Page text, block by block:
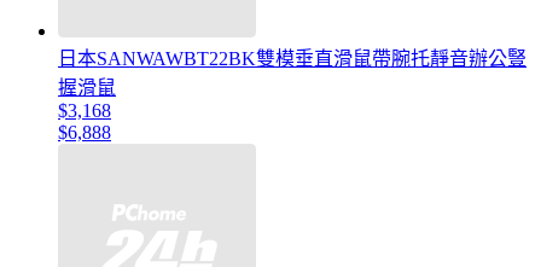
日本SANWAWBT22BK雙模垂直滑鼠帶腕托靜音辦公豎
握滑鼠
$3,168
$6,888